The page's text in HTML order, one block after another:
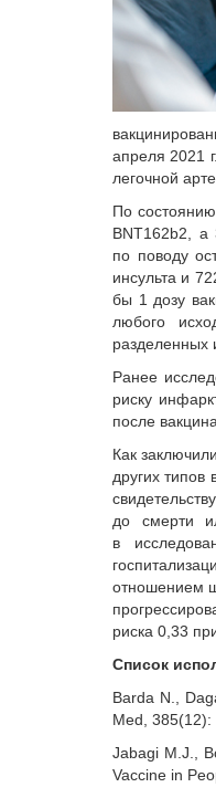
апреля 2021
легочной
По
BNT162b2,
по поводу
инсульта и
бы 1 дозу
любого
разделенных
Ранее
риску
после
Как
других типов
до смерти
в
отношением
риска 0,33
Список
Barda N.,
Med, 385(12):
Jabagi M.J.,
Vaccine in